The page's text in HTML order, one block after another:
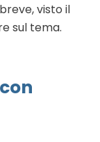
visto il
sul tema.